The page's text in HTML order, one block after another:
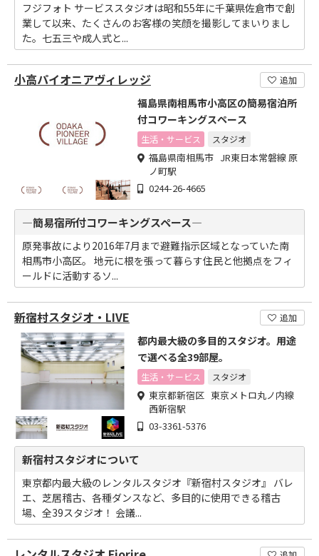
フジフォト サービススタジオは昭和55年に千葉県佐倉市で創
業して以来、たくさんのお客様の笑顔を撮影してまいりまし
た。七五三や成人式と...
小高パイオニアヴィレッジ 追加
福島県南相馬市小高区の簡易宿泊所
付コワーキングスペース
生活・サービス スタジオ
福島県南相馬市 JR東日本常磐線 原
ノ町駅
0244-26-4665
―簡易宿所付コワーキングスペース―
原発事故により2016年7月まで避難指示区域となっていた南
相馬市小高区。 地元に根を張って暮らす住民と他拠点をフィ
ールドに活動するソ...
新宿村スタジオ・LIVE 追加
都内最大級の多目的スタジオ。用途
で選べる全39部屋。
生活・サービス スタジオ
東京都新宿区 東京メトロ丸ノ内線
西新宿駅
03-3361-5376
新宿村スタジオについて
東京都内最大級のレンタルスタジオ『新宿村スタジオ』 バレ
エ、芝居稽古、各種ダンスなど、多目的に使用できる稽古
場、全39スタジオ！ 会議...